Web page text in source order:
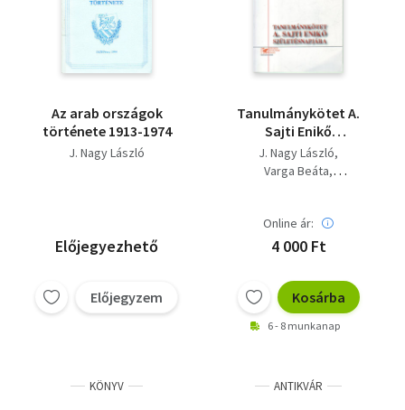
Az arab országok
története 1913-1974
J. Nagy László
Előjegyezhető
Előjegyzem
Tanulmánykötet A.
Sajti Enikő
születésnaprjára.
J. Nagy László
Varga Beáta
Online ár:
4 000 Ft
Kosárba
6 - 8 munkanap
KÖNYV ANTIKVÁR